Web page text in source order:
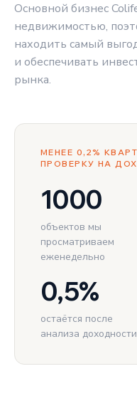
Основной бизнес
недвижимостью,
находить самый
и обеспечивать
рынка.
МЕНЕЕ 0,2%
ПРОВЕРКУ НА
1000
объектов мы
просматриваем
еженедельно
0,5%
остаётся после
анализа доходности